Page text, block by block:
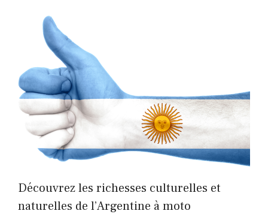
Découvrez les richesses culturelles et
naturelles de l’Argentine à moto